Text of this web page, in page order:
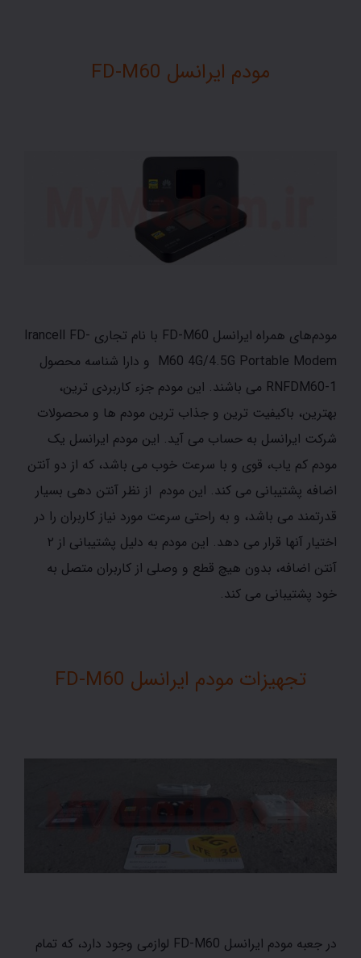
مودم ایرانسل FD-M60
مودم‌های همراه ایرانسل FD-M60 با نام تجاری Irancell FD-
M60 4G/4.5G Portable Modem و دارا شناسه محصول
RNFDM60-1 می باشند. این مودم جزء کاربردی ترین،
بهترین، باکیفیت ترین و جذاب ترین مودم ها و محصولات
شرکت ایرانسل به حساب می آید. این مودم ایرانسل یک
مودم کم یاب، قوی و با سرعت خوب می باشد، که از دو آنتن
اضافه پشتیبانی می کند. این مودم از نظر آنتن دهی بسیار
قدرتمند می باشد، و به راحتی سرعت مورد نیاز کاربران را در
اختیار آنها قرار می دهد. این مودم به دلیل پشتیبانی از ۲
آنتن اضافه، بدون هیچ قطع و وصلی از کاربران متصل به
خود پشتیبانی می کند.
تجهیزات مودم ایرانسل FD-M60
در جعبه مودم ایرانسل FD-M60 لوازمی وجود دارد، که تمام